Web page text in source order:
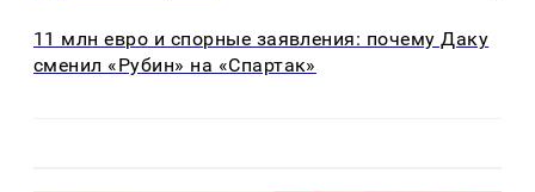
11 млн евро и спорные заявления: почему Даку
сменил «Рубин» на «Спартак»